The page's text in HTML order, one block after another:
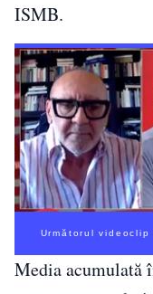
ISMB.
Următorul videoclip
Media acumulată